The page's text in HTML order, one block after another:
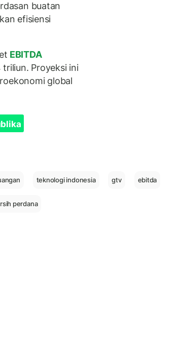
buatan
efisiensi
EBITDA
Proyeksi ini
global
teknologi indonesia gtv ebitda
perdana